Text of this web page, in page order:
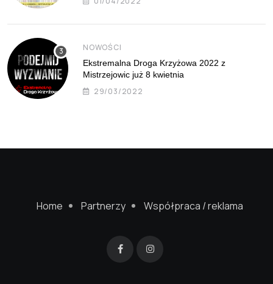
NOWOŚCI
Ekstremalna Droga Krzyżowa 2022 z
Mistrzejowic już 8 kwietnia
29/03/2022
Home Partnerzy Współpraca / reklama